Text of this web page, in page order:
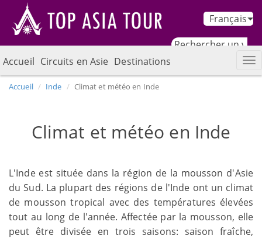
Français
Accueil Circuits en Asie Destinations
Accueil Inde Climat et météo en Inde
Climat et météo en Inde
L'Inde est située dans la région de la mousson d'Asie
du Sud. La plupart des régions de l'Inde ont un climat
de mousson tropical avec des températures élevées
tout au long de l'année. Affectée par la mousson, elle
peut être divisée en trois saisons: saison fraîche,